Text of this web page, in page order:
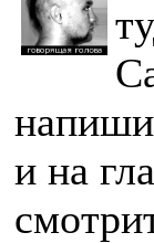
напиши
и на